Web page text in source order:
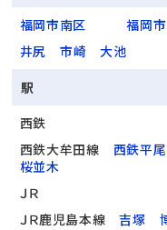
福岡市南区
福岡
井尻
市崎
大池
駅
西鉄
西鉄大牟田線
西鉄平尾
桜並木
ＪＲ
ＪＲ鹿児島本線
吉塚